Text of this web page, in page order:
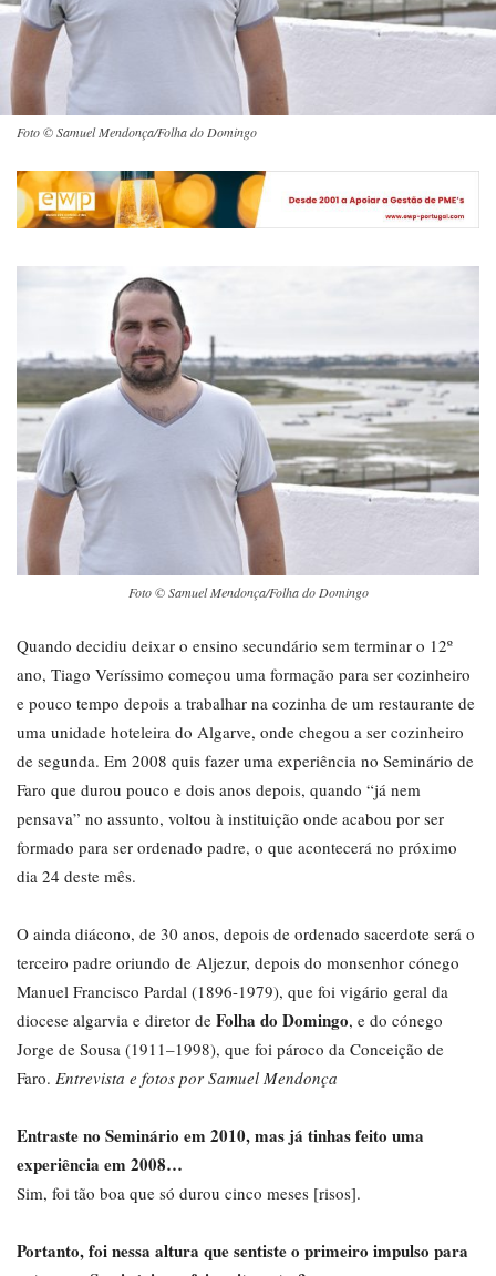
Foto © Samuel Mendonça/Folha do Domingo
Foto © Samuel Mendonça/Folha do Domingo
Quando decidiu deixar o ensino secundário sem terminar o 12º
ano, Tiago Veríssimo começou uma formação para ser cozinheiro
e pouco tempo depois a trabalhar na cozinha de um restaurante de
uma unidade hoteleira do Algarve, onde chegou a ser cozinheiro
de segunda. Em 2008 quis fazer uma experiência no Seminário de
Faro que durou pouco e dois anos depois, quando “já nem
pensava” no assunto, voltou à instituição onde acabou por ser
formado para ser ordenado padre, o que acontecerá no próximo
dia 24 deste mês.
O ainda diácono, de 30 anos, depois de ordenado sacerdote será o
terceiro padre oriundo de Aljezur, depois do monsenhor cónego
Manuel Francisco Pardal (1896-1979), que foi vigário geral da
diocese algarvia e diretor de Folha do Domingo, e do cónego
Jorge de Sousa (1911–1998), que foi pároco da Conceição de
Faro. Entrevista e fotos por Samuel Mendonça
Entraste no Seminário em 2010, mas já tinhas feito uma
experiência em 2008…
Sim, foi tão boa que só durou cinco meses [risos].
Portanto, foi nessa altura que sentiste o primeiro impulso para